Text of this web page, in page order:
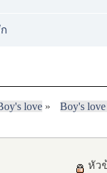
love» Boy's
หัว